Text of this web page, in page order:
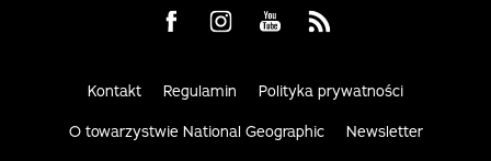
Visit us on Facebook
Visit us on Instagram
Visit us on Youtube
Visit us on Rss
Kontakt Regulamin Polityka prywatności
O towarzystwie National Geographic Newsletter